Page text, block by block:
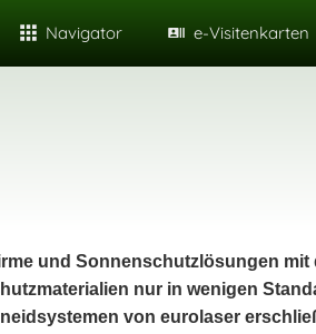
Navigator e-Visitenkarten
und Sonnenschutzlösungen
nur in wenigen
von eurolaser